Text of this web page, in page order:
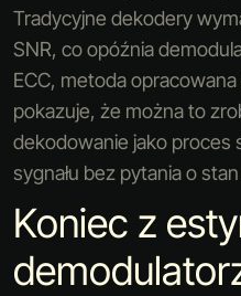
Tradycyjne dekodery
SNR, co opóźnia
ECC, metoda
pokazuje, że można to
dekodowanie jako proces
sygnału bez pytania o stan
Koniec z